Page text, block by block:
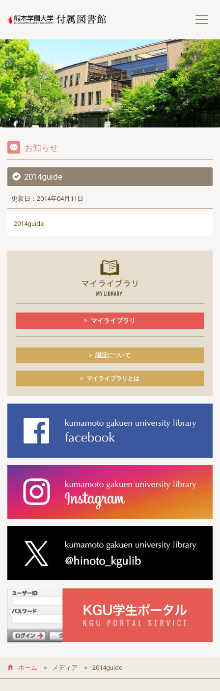
熊
お知らせ
2014guide
更新日：2014年04月11日
2014guide
マイライブラリ
認証について
マイライブラリとは
ホーム メディア 2014guide